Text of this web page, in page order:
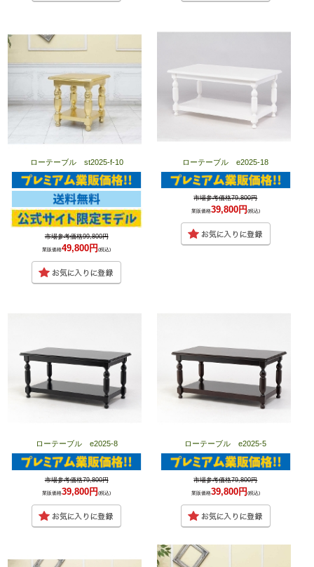
ローテーブル st2025-f-10
市場参考価格99,800円
業販価格49,800円(税込)
ローテーブル e2025-18
市場参考価格79,800円
業販価格39,800円 (税込)
ローテーブル e2025-8
市場参考価格79,800円
業販価格39,800円(税込)
ローテーブル e2025-5
市場参考価格79,800円
業販価格39,800円(税込)